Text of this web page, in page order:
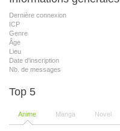
Dernière connexion
ICP
Genre
Âge
Lieu
Date d'inscription
Nb. de messages
Top 5
Anime Manga Novel